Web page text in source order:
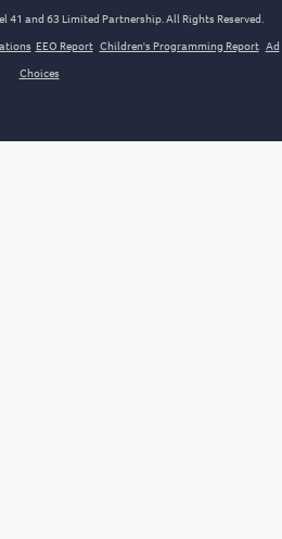
and 63 Limited Partnership. All Rights Reserved.
EEO Report Children's Programming Report Ad
Choices